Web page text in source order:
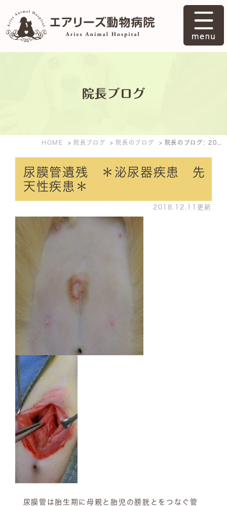
院長ブログ
HOME 院長ブログ 院長のブログ
尿膜管遺残 ＊泌尿器疾患 先
天性疾患＊
2018.12.11更新
尿膜管は胎生期に母親と胎児の膀胱とをつなぐ管